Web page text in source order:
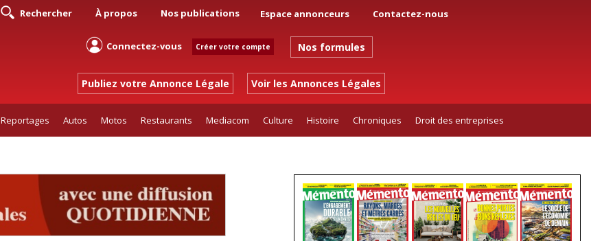
Rechercher À propos Nos publications Espace annonceurs Contactez-nous
Connectez-vous Créer votre compte Nos formules
Publiez votre Annonce Légale Voir les Annonces Légales
Reportages Autos Motos Restaurants Mediacom Culture Histoire Chroniques Droit des entreprises